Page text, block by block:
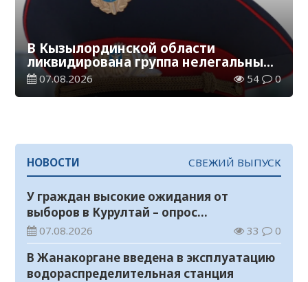
В Кызылординской области
ликвидирована группа нелегальных
добытчиков золота
07.08.2026 54 0
НОВОСТИ СВЕЖИЙ ВЫПУСК
У граждан высокие ожидания от
выборов в Курултай – опрос
общественного мнения
07.08.2026 33 0
В Жанакоргане введена в эксплуатацию
водораспределительная станция